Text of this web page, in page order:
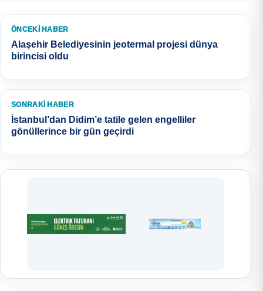
ÖNCEKI HABER
Alaşehir Belediyesinin jeotermal projesi dünya
birincisi oldu
SONRAKI HABER
İstanbul’dan Didim’e tatile gelen engelliler
gönüllerince bir gün geçirdi